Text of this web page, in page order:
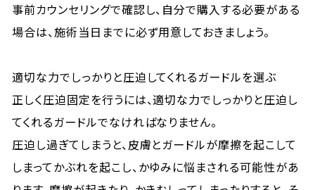
事前カウンセリングで確認し、自分で購入する必要がある
場合は、施術当日までに必ず用意しておきましょう。
適切な力でしっかりと圧迫してくれるガードルを選ぶ
正しく圧迫固定を行うには、適切な力でしっかりと圧迫し
てくれるガードルでなければなりません。
圧迫し過ぎてしまうと、皮膚とガードルが摩擦を起こして
しまってかぶれを起こし、かゆみに悩まされる可能性があ